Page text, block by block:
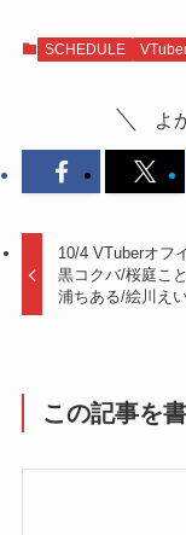
SCHEDULE
よ
10/4 VTuberオフ
黒コクバ/桜庭こ
浦ちある/絵川えい
この記事を